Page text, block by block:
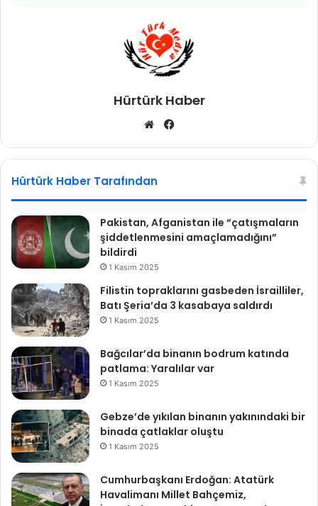
!
l
t
ı
n
f
i
a
t
l
a
r
ı
k
a
ç
T
L
o
d
u
Hürtürk Haber
We
sit bo
Hürtürk Haber Tarafından
Pakistan, Afganistan ile “çatışmaların
şiddetlenmesini amaçlamadığını”
bildirdi
1 Kasım 2025
Filistin topraklarını gasbeden İsrailliler,
Batı Şeria’da 3 kasabaya saldırdı
1 Kasım 2025
Bağcılar’da binanın bodrum katında
patlama: Yaralılar var
1 Kasım 2025
Gebze’de yıkılan binanın yakınındaki bir
binada çatlaklar oluştu
1 Kasım 2025
Cumhurbaşkanı Erdoğan: Atatürk
Havalimanı Millet Bahçemiz,